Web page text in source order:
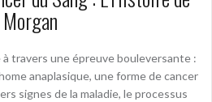
Morgan
travers une épreuve bouleversante :
anaplasique, une forme de cancer
signes de la maladie, le processus